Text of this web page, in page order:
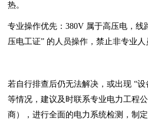
热。
专业操作优先：380V 属于高压电，线
压电工证” 的人员操作，禁止非专业人
若自行排查后仍无法解决，或出现 “
等情况，建议及时联系专业电力工程
商），进行全面的电力系统检测，制